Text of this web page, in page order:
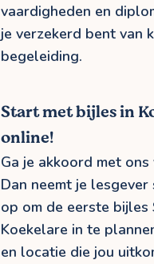
vaardigheden en
je verzekerd bent van
begeleiding.
Start met bijles in
online!
Ga je akkoord met
Dan neemt je
op om de eerste bijles
Koekelare in te
en locatie die jou